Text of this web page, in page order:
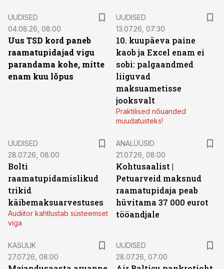
UUDISED
04.08.26, 08:00
Uus TSD kord paneb
raamatupidajad vigu
parandama kohe, mitte
enam kuu lõpus
UUDISED
13.07.26, 07:30
10. kuupäeva paine
kaob ja Excel enam ei
sobi: palgaandmed
liiguvad
maksuametisse
jooksvalt
Praktilised nõuanded
muudatusteks!
UUDISED
28.07.26, 08:00
Bolti
raamatupidamislikud
trikid
käibemaksuarvestuses
Audiitor kahtlustab süsteemset
viga
ANALÜÜSID
21.07.26, 08:00
Kohtusaalist |
Petuarveid maksnud
raamatupidaja peab
hüvitama 37 000 eurot
tööandjale
KASULIK
27.07.26, 08:00
UUDISED
28.07.26, 07:00